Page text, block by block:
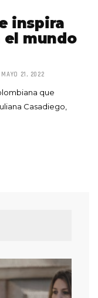
inspira
el mundo
21, 2022
que
Casadiego,